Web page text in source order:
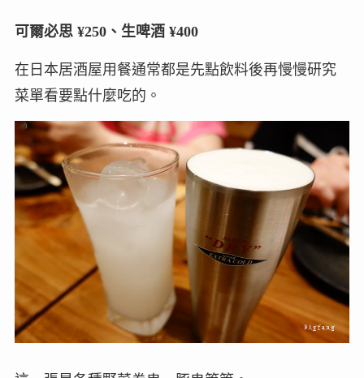
可爾必思 ¥250、生啤酒 ¥400
在日本居酒屋用餐通常都是先點飲料後再慢慢研究
菜單看要點什麼吃的。